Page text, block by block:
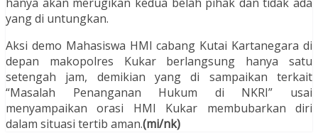
yang di untungkan.
Aksi demo Mahasiswa HMI cabang Kutai Kartanegara di
depan makopolres Kukar berlangsung hanya satu
setengah jam, demikian yang di sampaikan terkait
“Masalah Penanganan Hukum di NKRI” usai
menyampaikan orasi HMI Kukar membubarkan diri
dalam situasi tertib aman.(mi/nk)